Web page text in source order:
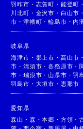
羽咋市 ・ 志賀町 ・ 能登町
川北町 ・ 金沢市 ・ 白山市
市 ・津幡町 ・輪島市 ・ 内
岐阜県
海津市 ・ 郡上市 ・ 高山市
市 ・清須市 ・各務原市 ・
市 ・瑞浪市 ・ 山県市 ・羽
羽島市 ・ 大垣市 ・ 恵那市
愛知県
森山 ・ 森 ・本郷 ・ 方領 ・